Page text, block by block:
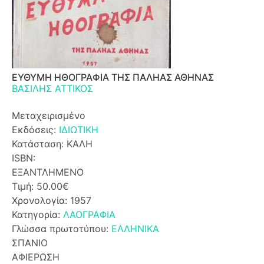
ΕΥΘΥΜΗ ΗΘΟΓΡΑΦΙΑ ΤΗΣ ΠΑΛΗΑΣ ΑΘΗΝΑΣ
ΒΑΣΙΛΗΣ ΑΤΤΙΚΟΣ
Μεταχειρισμένο
Εκδόσεις: ΙΔΙΩΤΙΚΗ
Κατάσταση: ΚΑΛΗ
ISBN:
ΕΞΑΝΤΛΗΜΕΝΟ
Τιμή: 50.00€
Χρονολογία: 1957
Κατηγορία: ΛΑΟΓΡΑΦΙΑ
Γλώσσα πρωτοτύπου: ΕΛΛΗΝΙΚΑ
ΣΠΑΝΙΟ
ΑΦΙΕΡΩΣΗ